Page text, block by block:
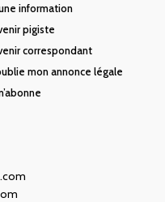
une information
pigiste
correspondant
mon annonce légale